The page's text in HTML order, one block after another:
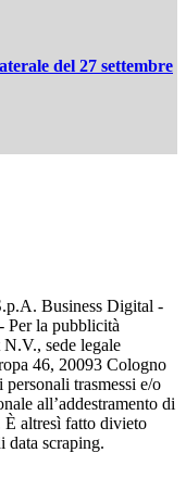
del 27 settembre
Business Digital -
Per la pubblicità
sede legale
46, 20093 Cologno
trasmessi e/o
all’addestramento di
È altresì fatto divieto
data scraping.